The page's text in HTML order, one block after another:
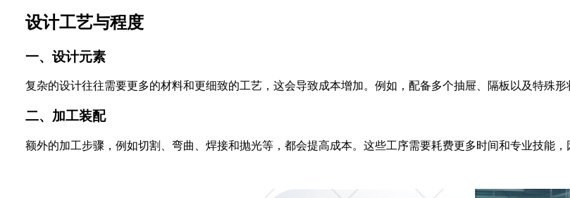
设计工艺与程度
一、设计元素
复杂的设计往往需要更多的材料和更细致的工艺，这会导致成本增加。例如，配备多个抽屉、隔板以及特殊
二、加工装配
额外的加工步骤，例如切割、弯曲、焊接和抛光等，都会提高成本。这些工序需要耗费更多时间和专业技能，